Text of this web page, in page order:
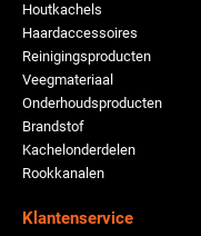
Houtkachels
Haardaccessoires
Reinigingsproducten
Veegmateriaal
Onderhoudsproducten
Brandstof
Kachelonderdelen
Rookkanalen
Klantenservice